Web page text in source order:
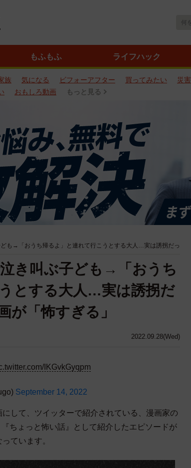
もふもふ ライフハック
族 気になる ビフォーアフター 買ってみたい 災害
おもしろ動画 もっと見る
も→「おうち帰るよ」と連れて行こうとする大人…実は誘拐だっ
2022.09.28(Wed)
き叫ぶ子ども→「おうち
とする大人…実は誘拐だ
「怖すぎる」
IKGvkGyqpm
September 14, 2022
して、ツイッターで紹介されている、漫画家の
『ちょっと怖い話』として紹介したエピソードが
ています。